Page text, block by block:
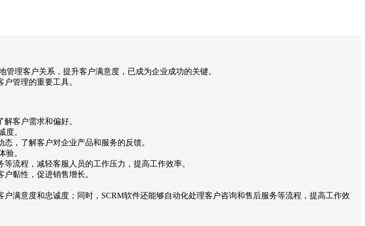
理客户关系，提升客户满意度，已成为企业成功的关键。
管理的重要工具。
客户需求和偏好。
度。
，了解客户对企业产品和服务的反馈。
验。
流程，减轻客服人员的工作压力，提高工作效率。
黏性，促进销售增长。
满意度和忠诚度；同时，SCRM软件还能够自动化处理客户咨询和售后服务等流程，提高工作效